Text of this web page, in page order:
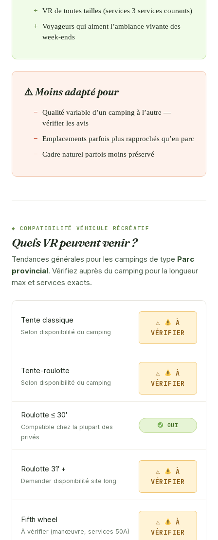
VR de toutes tailles (services 3 services courants)
Voyageurs qui aiment l’ambiance vivante des
week-ends
Moins adapté pour
Qualité variable d’un camping à l’autre —
vérifier les avis
Emplacements parfois plus rapprochés qu’en parc
Cadre naturel parfois moins préservé
COMPATIBILITÉ VÉHICULE RÉCRÉATIF
Quels VR peuvent venir ?
Tendances générales pour les campings de type Parc
provincial. Vérifiez auprès du camping pour la longueur
max et services exacts.
Tente classique
Selon disponibilité du camping
À
VÉRIFIER
Tente-roulotte
Selon disponibilité du camping
À
VÉRIFIER
Roulotte ≤ 30′
Compatible chez la plupart des
privés
OUI
Roulotte 31′ +
Demander disponibilité site long
À
VÉRIFIER
Fifth wheel
À vérifier (manœuvre, services 50A)
À
VÉRIFIER